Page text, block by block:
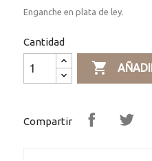
Enganche en plata de ley.
Cantidad

Compartir